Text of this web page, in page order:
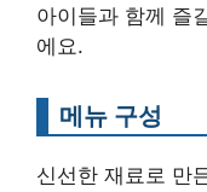
아이들과 함께 즐
에요.
메뉴 구성
신선한 재료로 만